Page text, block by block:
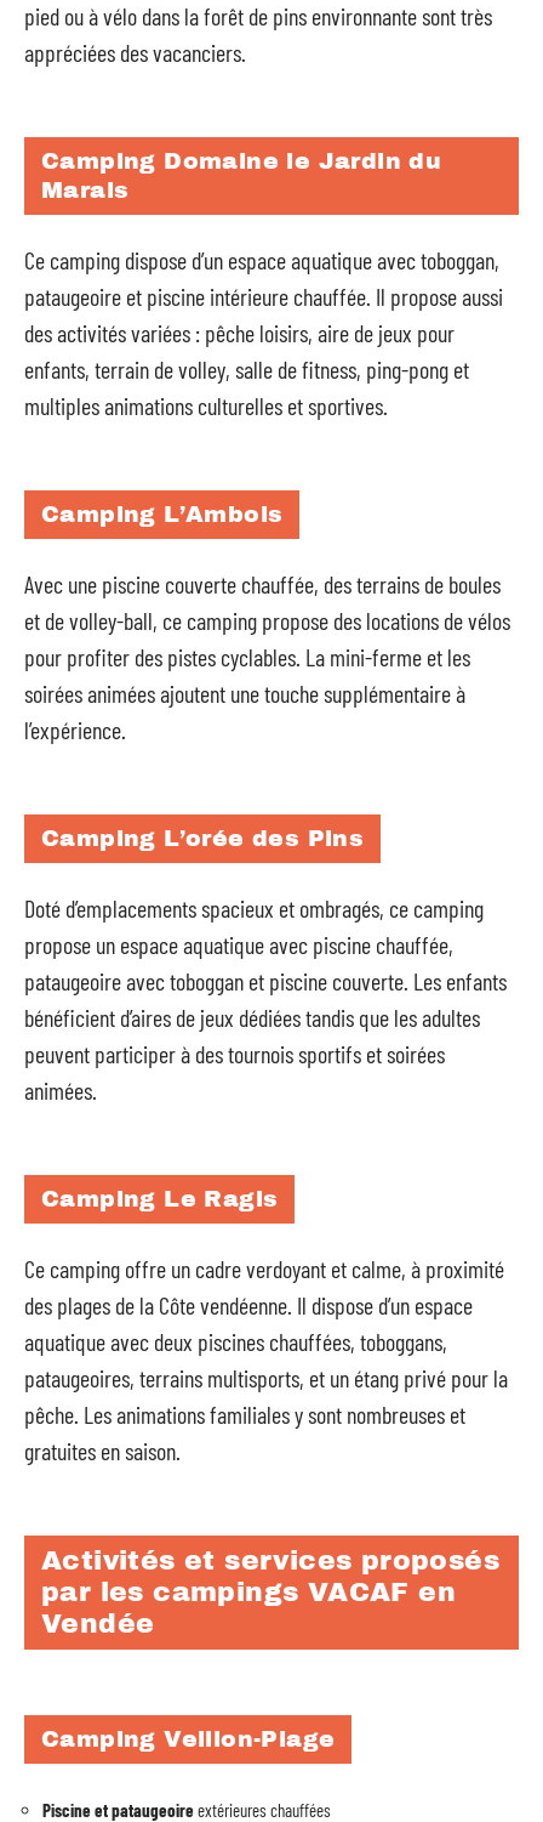
pied ou à vélo dans la forêt de pins environnante sont très
appréciées des vacanciers.
Camping Domaine le Jardin du
Marais
Ce camping dispose d’un espace aquatique avec toboggan,
pataugeoire et piscine intérieure chauffée. Il propose aussi
des activités variées : pêche loisirs, aire de jeux pour
enfants, terrain de volley, salle de fitness, ping-pong et
multiples animations culturelles et sportives.
Camping L’Ambois
Avec une piscine couverte chauffée, des terrains de boules
et de volley-ball, ce camping propose des locations de vélos
pour profiter des pistes cyclables. La mini-ferme et les
soirées animées ajoutent une touche supplémentaire à
l’expérience.
Camping L’orée des Pins
Doté d’emplacements spacieux et ombragés, ce camping
propose un espace aquatique avec piscine chauffée,
pataugeoire avec toboggan et piscine couverte. Les enfants
bénéficient d’aires de jeux dédiées tandis que les adultes
peuvent participer à des tournois sportifs et soirées
animées.
Camping Le Ragis
Ce camping offre un cadre verdoyant et calme, à proximité
des plages de la Côte vendéenne. Il dispose d’un espace
aquatique avec deux piscines chauffées, toboggans,
pataugeoires, terrains multisports, et un étang privé pour la
pêche. Les animations familiales y sont nombreuses et
gratuites en saison.
Activités et services proposés
par les campings VACAF en
Vendée
Camping Veillon-Plage
Piscine et pataugeoireextérieures chauffées